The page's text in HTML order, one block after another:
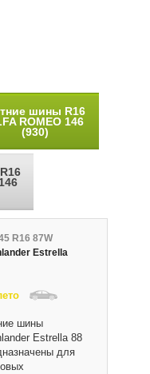
шины R16
ROMEO 146
(930)
R16 87W
Estrella
шины
Estrella 88
для